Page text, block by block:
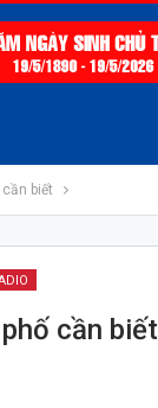
cần biết
cần biết